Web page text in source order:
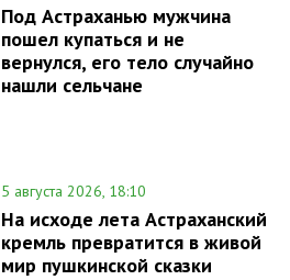
Под Астраханью мужчина
пошел купаться и не
вернулся, его тело случайно
нашли сельчане
5 августа 2026, 18:10
На исходе лета Астраханский
кремль превратится в живой
мир пушкинской сказки